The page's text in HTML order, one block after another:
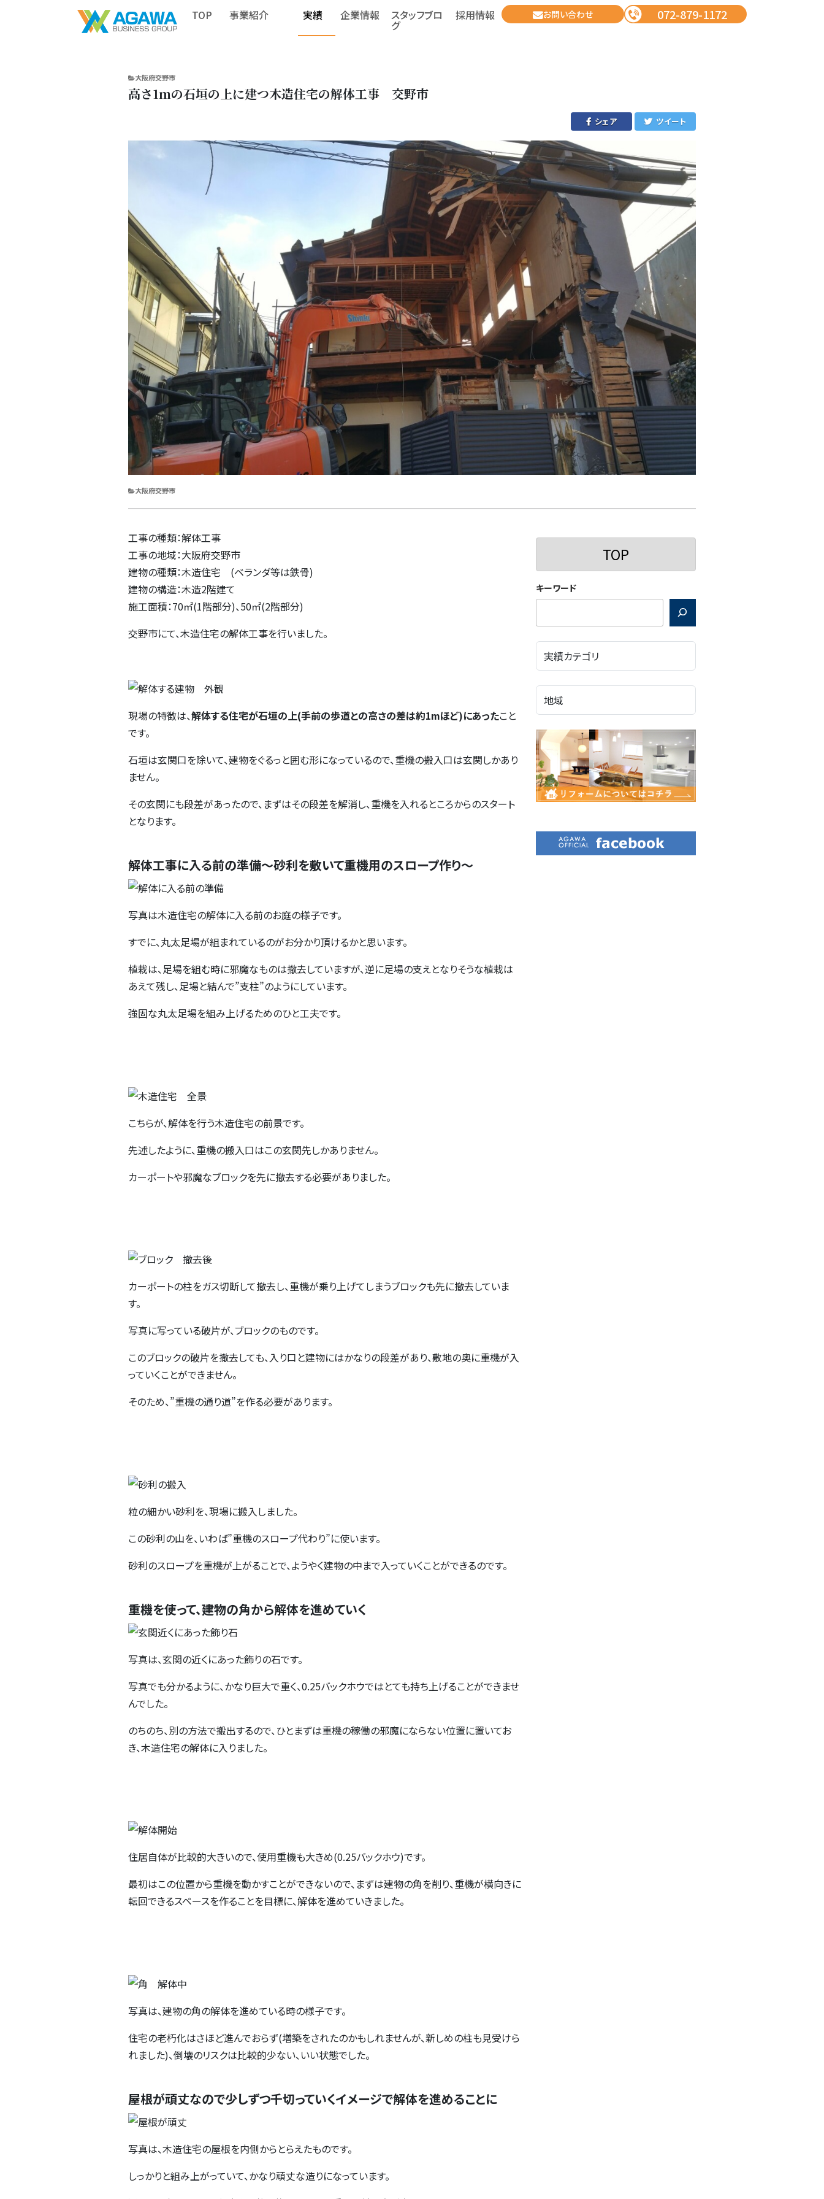
TOP 事業紹介 実績 企業情報 スタッフブロ
グ
採用情報 お問い合わせ 072-879-1172
CATEGORIES
大阪府交野市
高さ1mの石垣の上に建つ木造住宅の解体工事 交野市
シェア ツイート
CATEGORIES
大阪府交野市
工事の種類：解体工事
工事の地域：大阪府交野市
建物の種類：木造住宅 (ベランダ等は鉄骨)
建物の構造：木造2階建て
施工面積：70㎡(1階部分)、50㎡(2階部分)
交野市にて、木造住宅の解体工事を行いました。
現場の特徴は、解体する住宅が石垣の上(手前の歩道との高さの差は約1mほど)にあったこと
です。
石垣は玄関口を除いて、建物をぐるっと囲む形になっているので、重機の搬入口は玄関しかあり
ません。
その玄関にも段差があったので、まずはその段差を解消し、重機を入れるところからのスタート
となります。
解体工事に入る前の準備～砂利を敷いて重機用のスロープ作り～
写真は木造住宅の解体に入る前のお庭の様子です。
すでに、丸太足場が組まれているのがお分かり頂けるかと思います。
植栽は、足場を組む時に邪魔なものは撤去していますが、逆に足場の支えとなりそうな植栽は
あえて残し、足場と結んで”支柱”のようにしています。
強固な丸太足場を組み上げるためのひと工夫です。
こちらが、解体を行う木造住宅の前景です。
先述したように、重機の搬入口はこの玄関先しかありません。
カーポートや邪魔なブロックを先に撤去する必要がありました。
カーポートの柱をガス切断して撤去し、重機が乗り上げてしまうブロックも先に撤去していま
す。
写真に写っている破片が、ブロックのものです。
このブロックの破片を撤去しても、入り口と建物にはかなりの段差があり、敷地の奥に重機が入
っていくことができません。
そのため、”重機の通り道”を作る必要があります。
粒の細かい砂利を、現場に搬入しました。
この砂利の山を、いわば”重機のスロープ代わり”に使います。
砂利のスロープを重機が上がることで、ようやく建物の中まで入っていくことができるのです。
重機を使って、建物の角から解体を進めていく
写真は、玄関の近くにあった飾りの石です。
写真でも分かるように、かなり巨大で重く、0.25バックホウではとても持ち上げることができませ
んでした。
のちのち、別の方法で搬出するので、ひとまずは重機の稼働の邪魔にならない位置に置いてお
き、木造住宅の解体に入りました。
住居自体が比較的大きいので、使用重機も大きめ(0.25バックホウ)です。
最初はこの位置から重機を動かすことができないので、まずは建物の角を削り、重機が横向きに
転回できるスペースを作ることを目標に、解体を進めていきました。
写真は、建物の角の解体を進めている時の様子です。
住宅の老朽化はさほど進んでおらず(増築をされたのかもしれませんが、新しめの柱も見受けら
れました)、倒壊のリスクは比較的少ない、いい状態でした。
屋根が頑丈なので少しずつ千切っていくイメージで解体を進めることに
写真は、木造住宅の屋根を内側からとらえたものです。
しっかりと組み上がっていて、かなり頑丈な造りになっています。
TOP
キーワード